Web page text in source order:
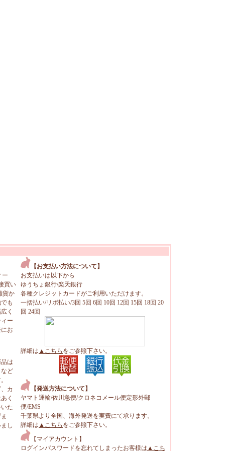
ー
買い
貨か
も
く
ー
お
は
ど
カ
く
た
し
【お支払い方法について】
お支払いは以下から
ゆうちょ銀行/楽天銀行
各種クレジットカードがご利用いただけます。
一括払い/リボ払い/3回 5回 6回 10回 12回 15回 18回 20
回 24回
詳細は ▲こちら をご参照下さい。
【発送方法について】
ヤマト運輸/佐川急便/クロネコメール便定形外郵
便/EMS
千葉県より全国、海外発送を実費にて承ります。
詳細は ▲こちら をご参照下さい。
【マイアカウント】
ログインパスワードを忘れてしまったお客様は ▲こち